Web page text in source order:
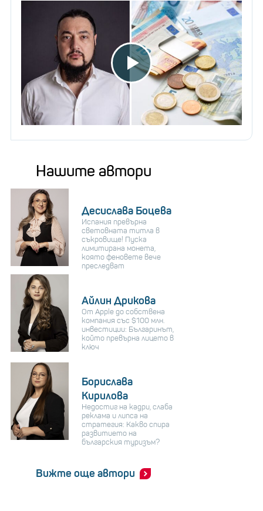
Нашите автори
Десислава Боцева
Испания превърна
световната титла в
съкровище! Пуска
лимитирана монета,
която феновете вече
преследват
Айлин Дрикова
От Apple до собствена
компания със $100 млн.
инвестиции: Българинът,
който превърна лицето в
ключ
Борислава
Кирилова
Недостиг на кадри, слаба
реклама и липса на
стратегия: Какво спира
развитието на
българския туризъм?
Вижте още автори